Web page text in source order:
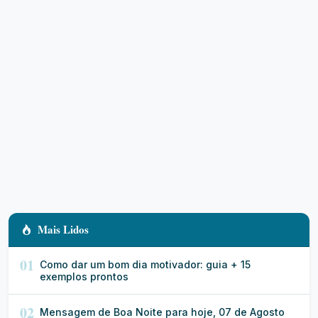
Mais Lidos
01 Como dar um bom dia motivador: guia + 15
exemplos prontos
02 Mensagem de Boa Noite para hoje, 07 de Agosto